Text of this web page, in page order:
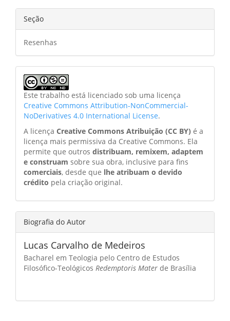
Seção
Resenhas
Este trabalho está licenciado sob uma licença
Creative Commons Attribution-NonCommercial-
NoDerivatives 4.0 International License.
A licença Creative Commons Atribuição (CC BY) é a
licença mais permissiva da Creative Commons. Ela
permite que outros distribuam, remixem, adaptem
e construam sobre sua obra, inclusive para fins
comerciais, desde que lhe atribuam o devido
crédito pela criação original.
Biografia do Autor
Lucas Carvalho de Medeiros
Bacharel em Teologia pelo Centro de Estudos
Filosófico-Teológicos Redemptoris Mater de Brasília